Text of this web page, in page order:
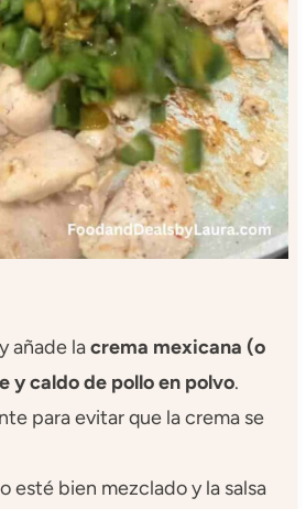
y añade lacrema mexicana (o
y caldo de pollo en polvo.
para evitar que la crema se
esté bien mezclado y la salsa